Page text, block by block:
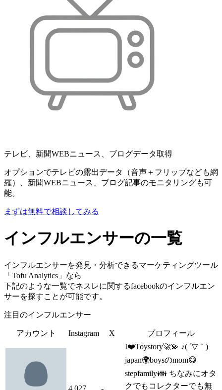
テレビ、新聞WEBニュース、ブログデータ取得
オプションでテレビの露出データ（音声＋フリップなども網
羅）、新聞WEBニュース、ブログ記事のモニタリングも可
能。
まずは無料で相談してみる
インフルエンサーの一覧
インフルエンサーを発見・分析できるマーケティングツール
「Tofu Analytics」なら
下記のような一覧でネスレに関するfacebookのインフルエン
サーを探すことが可能です。
注目のインフルエンサー
アカウント Instagram X プロフィール
4,027 -
I❤️Toystory🚀💫 ♪( ´▽｀)
japan🌍boysのmom😋
stepfamily👪 ちなみにオタ
クでもコレクターでも無